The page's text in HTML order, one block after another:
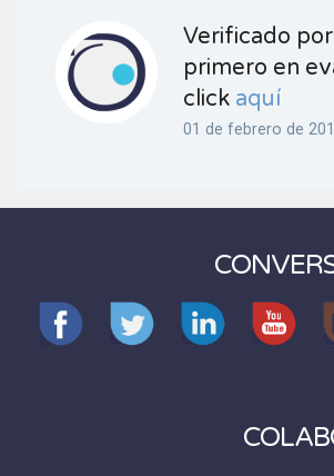
Verificado
primero en
click aquí
01 de febrero de